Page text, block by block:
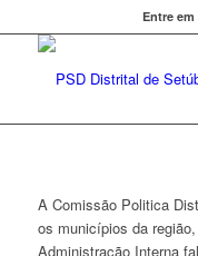
Entre em
A Comissão Politica
os municípios da
Administração Interna